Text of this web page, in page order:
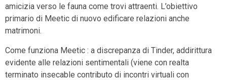
amicizia verso le fauna come trovi attraenti. L’obiettivo
primario di Meetic di nuovo edificare relazioni anche
matrimoni.
Come funziona Meetic : a discrepanza di Tinder, addirittura
evidente alle relazioni sentimentali (viene con realta
terminato insecable contributo di incontri virtuali con